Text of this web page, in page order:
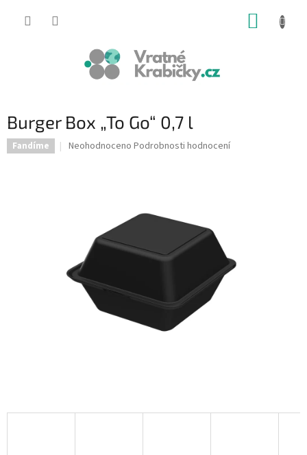
Burger Box „To Go“ 0,7 l
Fandíme
Průměrné
hvězdiček.
Neohodnoceno Podrobnosti hodnocení